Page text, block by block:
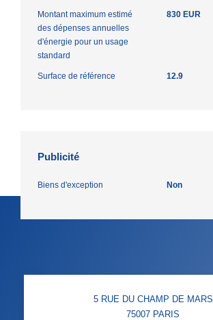
Montant maximum estimé
des dépenses annuelles
d'énergie pour un usage
standard
830 EUR
Surface de référence 12.9
Publicité
Biens d'exception Non
5 RUE DU CHAMP DE MARS
75007 PARIS